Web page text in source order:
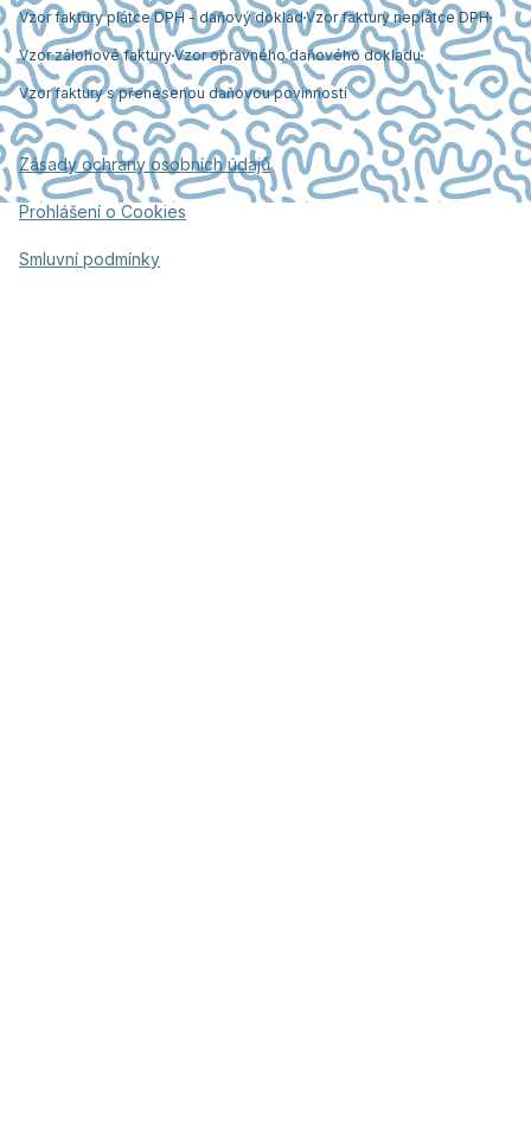
Vzor faktury plátce DPH - daňový doklad Vzor faktury neplátce DPH
Vzor zálohové fakturyVzor opravného daňového dokladu
Vzor faktury s přenesenou daňovou povinností
Zásady ochrany osobních údajů
Prohlášení o Cookies
Smluvní podmínky